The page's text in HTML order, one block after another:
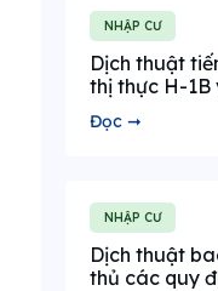
NHẬP CƯ
Dịch thuật
thị thực H-
Đọc ➞
NHẬP CƯ
Dịch thuật
thủ các quy